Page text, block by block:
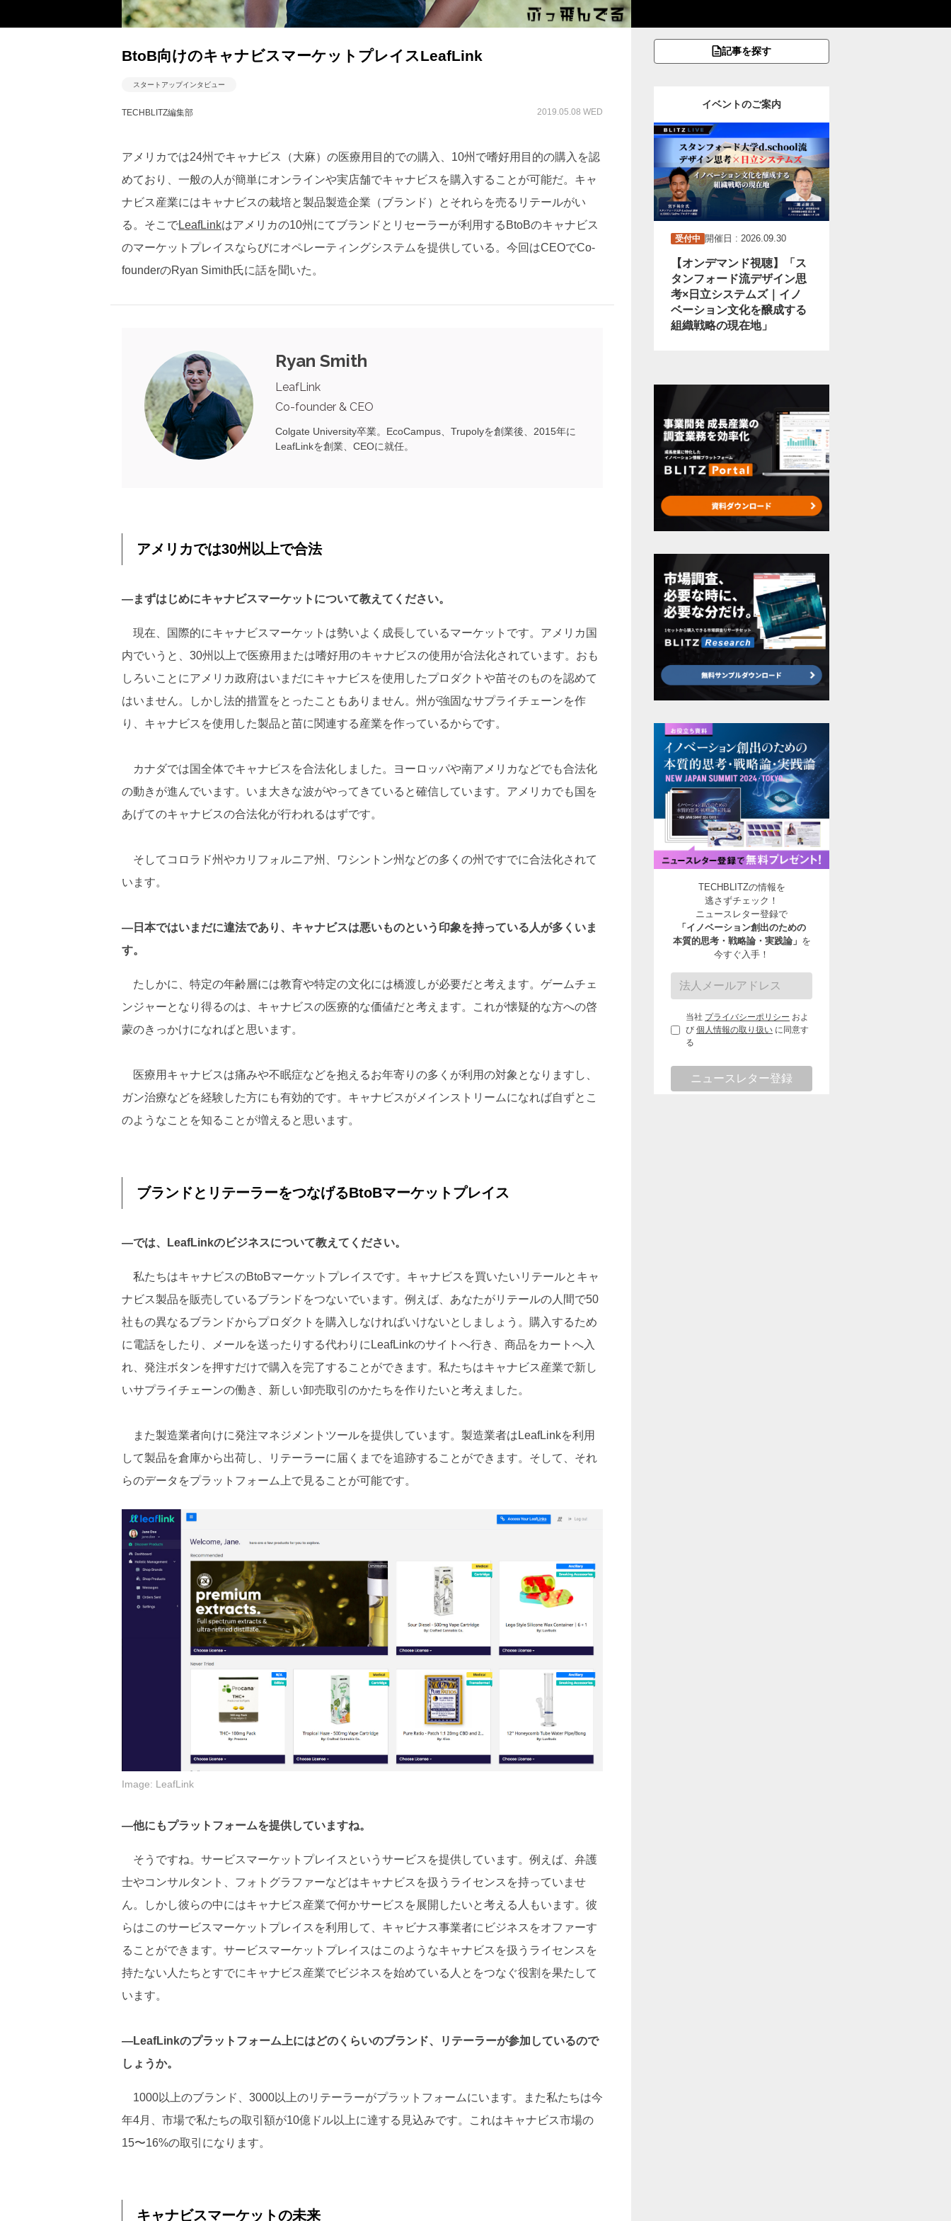
BtoB向けのキャナビスマーケットプレイスLeafLink
スタートアップインタビュー
TECHBLITZ編集部 2019.05.08 WED
アメリカでは24州でキャナビス（大麻）の医療用目的での購入、10州で嗜好用目的の購入を認
めており、一般の人が簡単にオンラインや実店舗でキャナビスを購入することが可能だ。キャ
ナビス産業にはキャナビスの栽培と製品製造企業（ブランド）とそれらを売るリテールがい
る。そこでLeafLinkはアメリカの10州にてブランドとリセーラーが利用するBtoBのキャナビス
のマーケットプレイスならびにオペレーティングシステムを提供している。今回はCEOでCo-
founderのRyan Simith氏に話を聞いた。
Ryan Smith
LeafLink
Co-founder & CEO
Colgate University卒業。EcoCampus、Trupolyを創業後、2015年に
LeafLinkを創業、CEOに就任。
アメリカでは30州以上で合法
―まずはじめにキャナビスマーケットについて教えてください。
現在、国際的にキャナビスマーケットは勢いよく成長しているマーケットです。アメリカ国
内でいうと、30州以上で医療用または嗜好用のキャナビスの使用が合法化されています。おも
しろいことにアメリカ政府はいまだにキャナビスを使用したプロダクトや苗そのものを認めて
はいません。しかし法的措置をとったこともありません。州が強固なサプライチェーンを作
り、キャナビスを使用した製品と苗に関連する産業を作っているからです。
カナダでは国全体でキャナビスを合法化しました。ヨーロッパや南アメリカなどでも合法化
の動きが進んでいます。いま大きな波がやってきていると確信しています。アメリカでも国を
あげてのキャナビスの合法化が行われるはずです。
そしてコロラド州やカリフォルニア州、ワシントン州などの多くの州ですでに合法化されて
います。
―日本ではいまだに違法であり、キャナビスは悪いものという印象を持っている人が多くいま
す。
たしかに、特定の年齢層には教育や特定の文化には橋渡しが必要だと考えます。ゲームチェ
ンジャーとなり得るのは、キャナビスの医療的な価値だと考えます。これが懐疑的な方への啓
蒙のきっかけになればと思います。
医療用キャナビスは痛みや不眠症などを抱えるお年寄りの多くが利用の対象となりますし、
ガン治療などを経験した方にも有効的です。キャナビスがメインストリームになれば自ずとこ
のようなことを知ることが増えると思います。
ブランドとリテーラーをつなげるBtoBマーケットプレイス
―では、LeafLinkのビジネスについて教えてください。
私たちはキャナビスのBtoBマーケットプレイスです。キャナビスを買いたいリテールとキャ
ナビス製品を販売しているブランドをつないでいます。例えば、あなたがリテールの人間で50
社もの異なるブランドからプロダクトを購入しなければいけないとしましょう。購入するため
に電話をしたり、メールを送ったりする代わりにLeafLinkのサイトへ行き、商品をカートへ入
れ、発注ボタンを押すだけで購入を完了することができます。私たちはキャナビス産業で新し
いサプライチェーンの働き、新しい卸売取引のかたちを作りたいと考えました。
また製造業者向けに発注マネジメントツールを提供しています。製造業者はLeafLinkを利用
して製品を倉庫から出荷し、リテーラーに届くまでを追跡することができます。そして、それ
らのデータをプラットフォーム上で見ることが可能です。
Image: LeafLink
―他にもプラットフォームを提供していますね。
そうですね。サービスマーケットプレイスというサービスを提供しています。例えば、弁護
士やコンサルタント、フォトグラファーなどはキャナビスを扱うライセンスを持っていませ
ん。しかし彼らの中にはキャナビス産業で何かサービスを展開したいと考える人もいます。彼
らはこのサービスマーケットプレイスを利用して、キャビナス事業者にビジネスをオファーす
ることができます。サービスマーケットプレイスはこのようなキャナビスを扱うライセンスを
持たない人たちとすでにキャナビス産業でビジネスを始めている人とをつなぐ役割を果たして
います。
―LeafLinkのプラットフォーム上にはどのくらいのブランド、リテーラーが参加しているので
しょうか。
1000以上のブランド、3000以上のリテーラーがプラットフォームにいます。また私たちは今
年4月、市場で私たちの取引額が10億ドル以上に達する見込みです。これはキャナビス市場の
15〜16%の取引になります。
キャナビスマーケットの未来
記事を探す
イベントのご案内
受付中 開催日 : 2026.09.30
【オンデマンド視聴】「ス
タンフォード流デザイン思
考×日立システムズ｜イノ
ベーション文化を醸成する
組織戦略の現在地」
TECHBLITZの情報を
逃さずチェック！
ニュースレター登録で
「イノベーション創出のための
本質的思考・戦略論・実践論」 を
今すぐ入手！
当社 プライバシーポリシー およ
び 個人情報の取り扱い に同意す
る